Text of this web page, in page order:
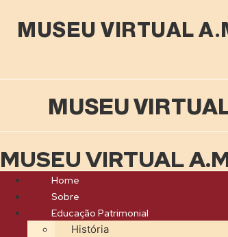
MUSEU VIRTUAL
MUSEU
MUSEU VIRTUAL
Home
Sobre
Educação Patrimonial
História